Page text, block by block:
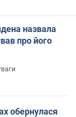
назвала
про його
обернулася